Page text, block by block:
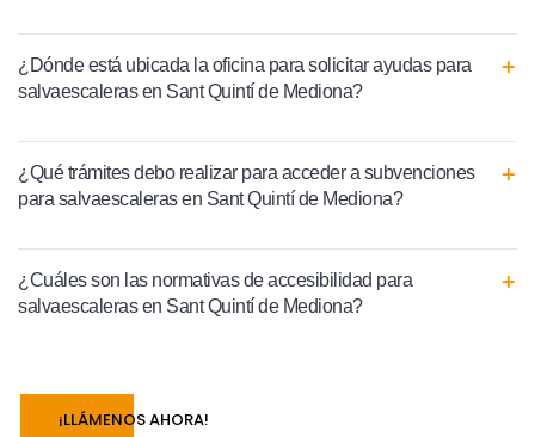
¿Dónde está ubicada la oficina para solicitar ayudas para
salvaescaleras en Sant Quintí de Mediona?
¿Qué trámites debo realizar para acceder a subvenciones
para salvaescaleras en Sant Quintí de Mediona?
¿Cuáles son las normativas de accesibilidad para
salvaescaleras en Sant Quintí de Mediona?
¡LLÁMENOS AHORA!